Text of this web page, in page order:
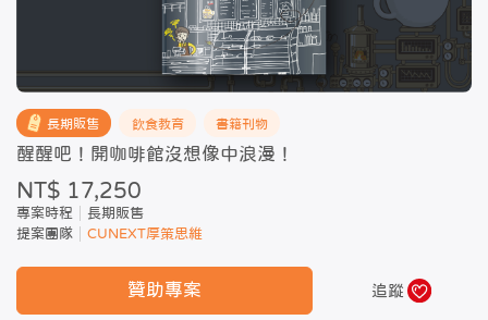
追蹤
長期販售 飲食教育 書籍刊物
醒醒吧！開咖啡館沒想像中浪漫！
NT$ 17,250
專案時程
長期販售
提案團隊
CUNEXT厚策思維
贊助專案